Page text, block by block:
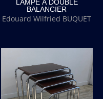
LAMPE À DOUBLE
BALANCIER
Edouard Wilfried BUQUET